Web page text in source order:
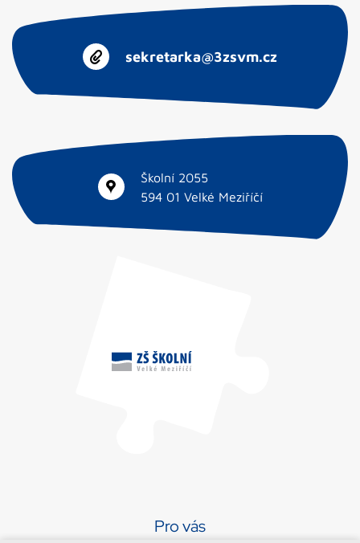
sekretarka@3zsvm.cz
Školní 2055
594 01 Velké Meziříčí
Pro vás